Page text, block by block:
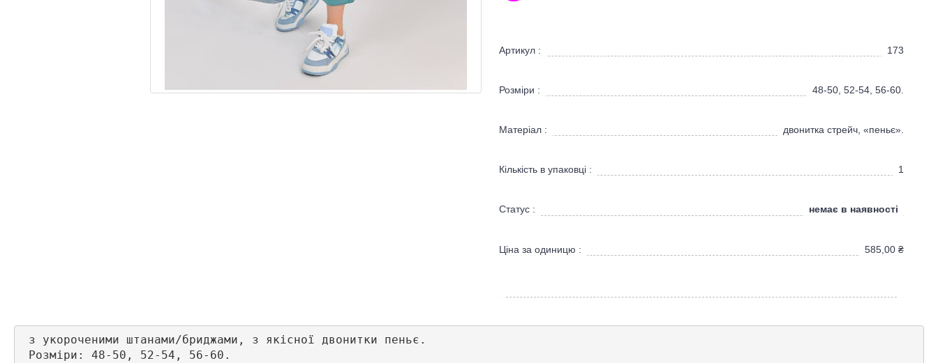
Артикул : 173
Розміри : 48-50, 52-54, 56-60.
Матеріал : двонитка стрейч, «пеньє».
Кількість в упаковці : 1
Статус : немає в наявності
Ціна за одиницю : 585,00 ₴
з укороченими штанами/бриджами, з якісної двонитки пеньє.
Розміри: 48-50, 52-54, 56-60.